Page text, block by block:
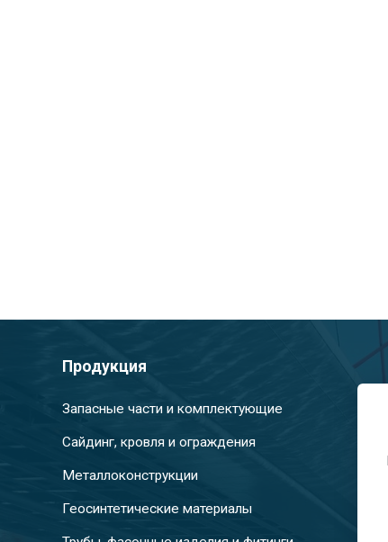
Продукция
Запасные части и комплектующие
Сайдинг, кровля и ограждения
Металлоконструкции
Геосинтетические материалы